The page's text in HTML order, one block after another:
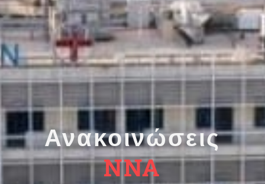
Ανακοινώσεις
ΝΝΑ